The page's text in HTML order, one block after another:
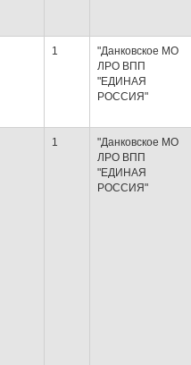
1
"Данковское МО
ЛРО ВПП
"ЕДИНАЯ
РОССИЯ"
1
"Данковское МО
ЛРО ВПП
"ЕДИНАЯ
РОССИЯ"